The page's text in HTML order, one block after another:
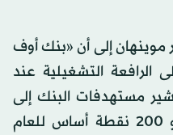
موينهان إلى أن «بنك أوف
التشغيلية عند
مستهدفات البنك إلى
تحقيق رافعة تشغيلية بنحو 200 نقطة أساس للعام